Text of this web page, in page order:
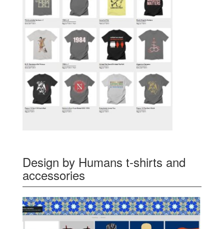
Design by Humans t-shirts and
accessories